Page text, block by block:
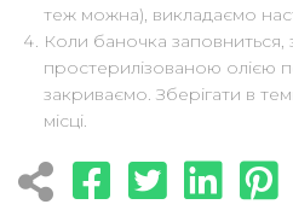
теж можна), викладаємо
Коли баночка заповниться,
простерилізованою олією
закриваємо. Зберігати в
місці.